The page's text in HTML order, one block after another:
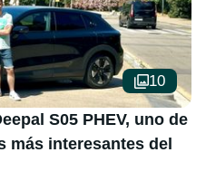
10
S05 PHEV, uno de
más interesantes del